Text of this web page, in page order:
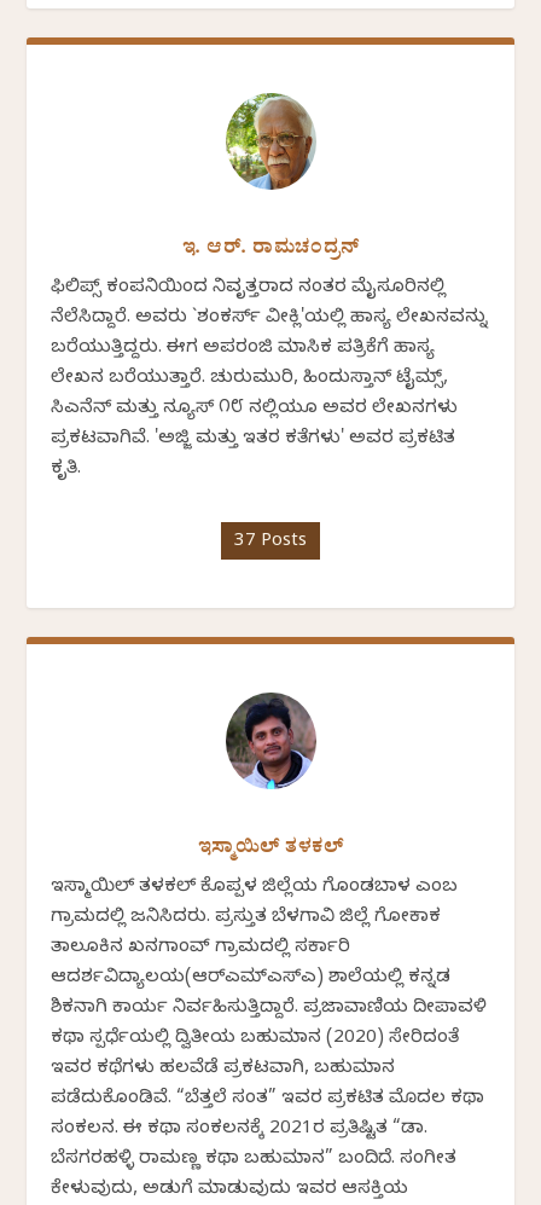
ಇ. ಆರ್. ರಾಮಚಂದ್ರನ್
ಫಿಲಿಪ್ಸ್ ಕಂಪನಿಯಿಂದ ನಿವೃತ್ತರಾದ ನಂತರ ಮೈಸೂರಿನಲ್ಲಿ
ನೆಲೆಸಿದ್ದಾರೆ. ಅವರು `ಶಂಕರ್ಸ್ ವೀಕ್ಲಿ'ಯಲ್ಲಿ ಹಾಸ್ಯ ಲೇಖನವನ್ನು
ಬರೆಯುತ್ತಿದ್ದರು. ಈಗ ಅಪರಂಜಿ ಮಾಸಿಕ ಪತ್ರಿಕೆಗೆ ಹಾಸ್ಯ
ಲೇಖನ ಬರೆಯುತ್ತಾರೆ. ಚುರುಮುರಿ, ಹಿಂದುಸ್ತಾನ್ ಟೈಮ್ಸ್,
ಸಿಎನೆನ್ ಮತ್ತು ನ್ಯೂಸ್ ೧೮ ನಲ್ಲಿಯೂ ಅವರ ಲೇಖನಗಳು
ಪ್ರಕಟವಾಗಿವೆ. 'ಅಜ್ಜಿ ಮತ್ತು ಇತರ ಕತೆಗಳು' ಅವರ ಪ್ರಕಟಿತ
ಕೃತಿ.
37 Posts
ಇಸ್ಮಾಯಿಲ್ ತಳಕಲ್
ಇಸ್ಮಾಯಿಲ್ ತಳಕಲ್ ಕೊಪ್ಪಳ ಜಿಲ್ಲೆಯ ಗೊಂಡಬಾಳ ಎಂಬ
ಗ್ರಾಮದಲ್ಲಿ ಜನಿಸಿದರು. ಪ್ರಸ್ತುತ ಬೆಳಗಾವಿ ಜಿಲ್ಲೆ ಗೋಕಾಕ
ತಾಲೂಕಿನ ಖನಗಾಂವ್ ಗ್ರಾಮದಲ್ಲಿ ಸರ್ಕಾರಿ
ಆದರ್ಶವಿದ್ಯಾಲಯ(ಆರ್‍ಎಮ್‍ಎಸ್‍ಎ) ಶಾಲೆಯಲ್ಲಿ ಕನ್ನಡ
ಶಿಕ್ಷಕನಾಗಿ ಕಾರ್ಯ ನಿರ್ವಹಿಸುತ್ತಿದ್ದಾರೆ. ಪ್ರಜಾವಾಣಿಯ ದೀಪಾವಳಿ
ಕಥಾ ಸ್ಪರ್ಧೆಯಲ್ಲಿ ದ್ವಿತೀಯ ಬಹುಮಾನ (2020) ಸೇರಿದಂತೆ
ಇವರ ಕಥೆಗಳು ಹಲವೆಡೆ ಪ್ರಕಟವಾಗಿ, ಬಹುಮಾನ
ಪಡೆದುಕೊಂಡಿವೆ. “ಬೆತ್ತಲೆ ಸಂತ” ಇವರ ಪ್ರಕಟಿತ ಮೊದಲ ಕಥಾ
ಸಂಕಲನ. ಈ ಕಥಾ ಸಂಕಲನಕ್ಕೆ 2021ರ ಪ್ರತಿಷ್ಟಿತ “ಡಾ.
ಬೆಸಗರಹಳ್ಳಿ ರಾಮಣ್ಣ ಕಥಾ ಬಹುಮಾನ” ಬಂದಿದೆ. ಸಂಗೀತ
ಕೇಳುವುದು, ಅಡುಗೆ ಮಾಡುವುದು ಇವರ ಆಸಕ್ತಿಯ